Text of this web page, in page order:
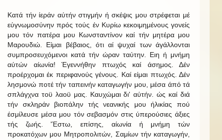
Κατά τήν ίεράν αύτήν στιγμήν ή σκέψις μου στρέφεται μέ
εύγνωμοσύνην πρός τούς έν Κυρίω κεκοιμημένους γονείς
μου τόν πατέρα μου Κωνσταντίνον καί τήν μητέρα μου
Μαρουδιώ. Είμαι βέβαιος, ότι αί ψυχαί των άγάλλονται
συμπροσευχόμενοι κατά τήν ώραν ταύτην. Ειη ή μνήμη
αύτών αίωνία! Έγεννήθην πτωχός καί άσημος. Δέν
προέρχομαι έκ περιφανούς γένους. Καί είμαι πτωχός. Δέν
λησμονώ ποτέ τήν ταπεινήν καταγωγήν μου, μέσα άπό τά
σπλάγχνα τοϋ λαοϋ μας. Καυχώμαι δι' αύτήν. ώς καί διά
τήν σκληράν βιοπάλην τής νεανικής μου ήλικίας πού
έσμίλευσε μέσα μου τόν σεβασμόν στις ύπερούσιες άξιες
τής ζωής. 'Έστω, επίσης, αίωνία ή μνήμη τών
προκατόχων μου Μητροπολιτών, Σαμίων τήν καταγωγήν,